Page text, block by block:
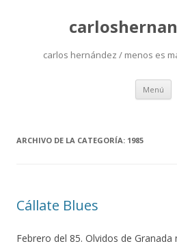
carlos hernández / menos es
Menú
ARCHIVO DE LA CATEGORÍA: 1985
Cállate Blues
Febrero del 85. Olvidos de Granada